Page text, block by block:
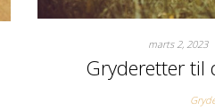
marts 2, 2023
Gryderetter til